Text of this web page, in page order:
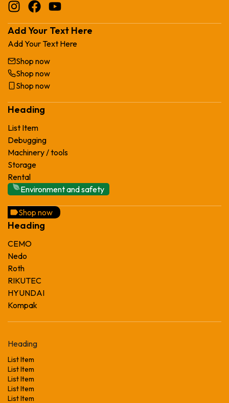
Add Your Text Here
Add Your Text Here
Shop now
Shop now
Shop now
Heading
List Item
Debugging
Machinery / tools
Storage
Rental
Environment and safety
Shop now
Heading
CEMO
Nedo
Roth
RIKUTEC
HYUNDAI
Kompak
Heading
List Item
List Item
List Item
List Item
List Item